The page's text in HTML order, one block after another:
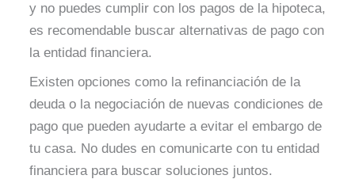
y no puedes cumplir con los pagos de la hipoteca,
es recomendable buscar alternativas de pago con
la entidad financiera.
Existen opciones como la refinanciación de la
deuda o la negociación de nuevas condiciones de
pago que pueden ayudarte a evitar el embargo de
tu casa. No dudes en comunicarte con tu entidad
financiera para buscar soluciones juntos.